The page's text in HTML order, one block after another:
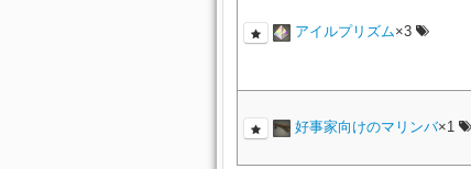
アイルプリズム×3
好事家向けのマリンバ×1